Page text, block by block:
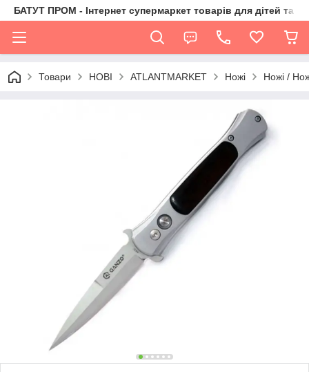
БАТУТ ПРОМ - Інтернет супермаркет товарів для дітей та їх
Товари НОВІ ATLANTMARKET Ножі Ножі /